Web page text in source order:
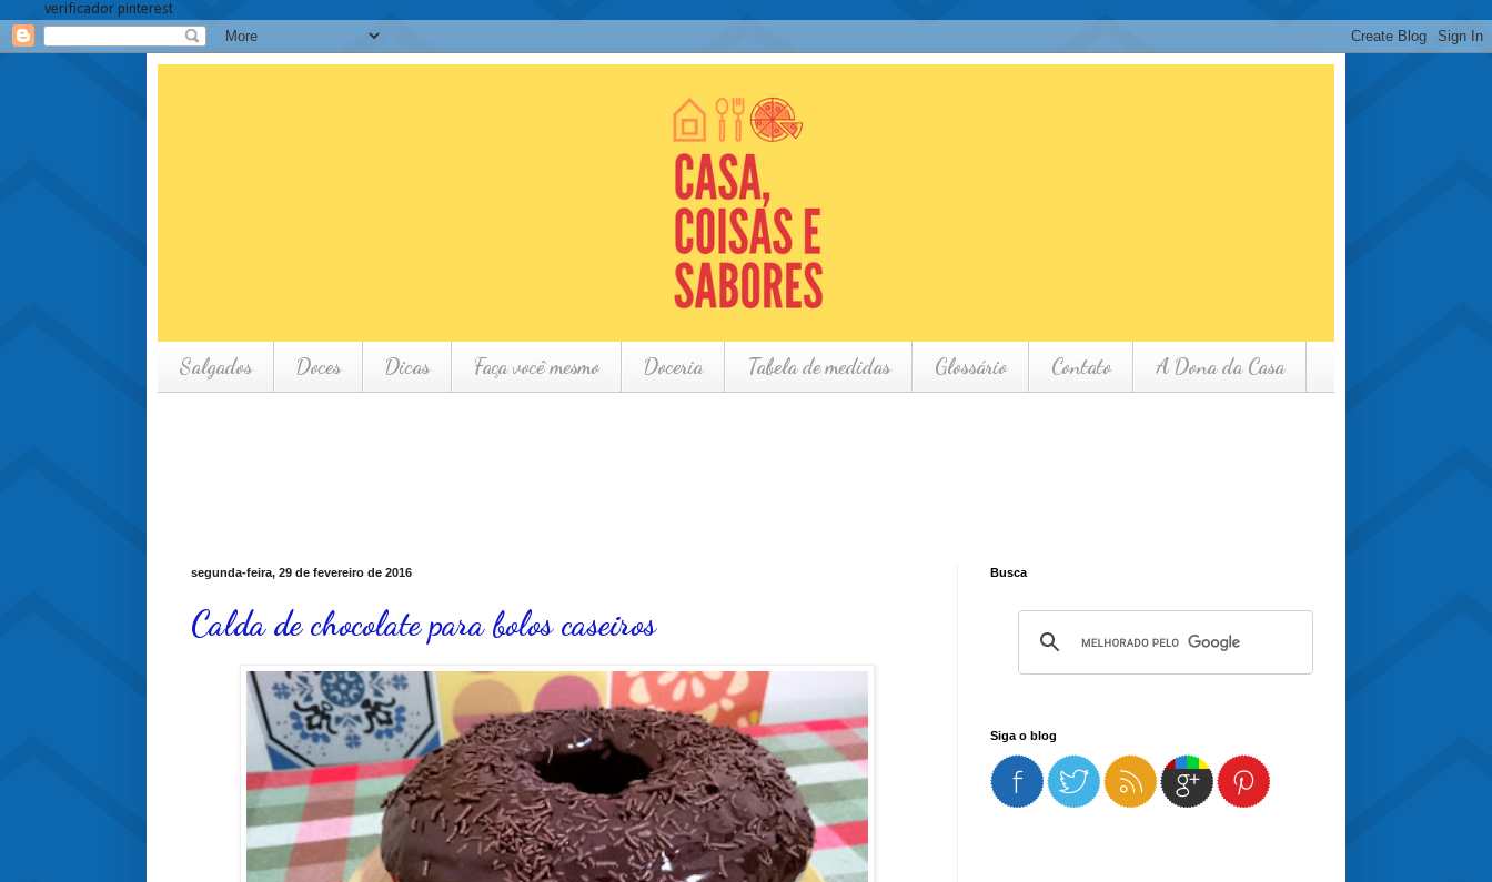
verificador pinterest
Salgados Doces Dicas Faça você mesmo Doceria Tabela de medidas Glossário Contato A Dona da Casa
segunda-feira, 29 de fevereiro de 2016
Calda de chocolate para bolos caseiros
Busca
Siga o blog